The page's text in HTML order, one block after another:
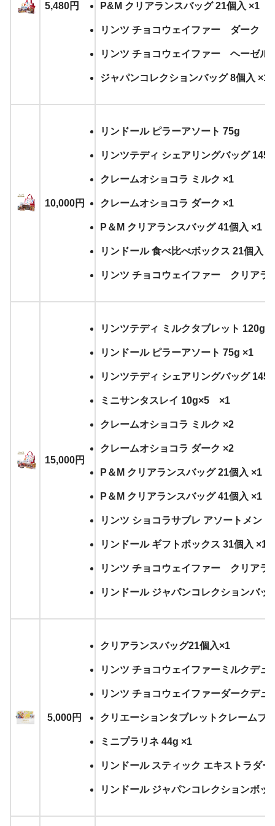
5,480円 P&M クリアランスバッグ 21個入 ×1
リンツ チョコウェイファー ダーク
リンツ チョコウェイファー ヘーゼ
ジャパンコレクションバッグ 8個入 ×1
10,000円
リンドール ピラーアソート 75g
リンツテディ シェアリングバッグ
クレームオショコラ ミルク ×1
クレームオショコラ ダーク ×1
P＆M クリアランスバッグ 41個入 ×1
リンドール 食べ比べボックス 21個入
リンツ チョコウェイファー クリアラ
15,000円
リンツテディ ミルクタブレット 120g
リンドール ピラーアソート 75g ×1
リンツテディ シェアリングバッグ
ミニサンタスレイ 10g×5 ×1
クレームオショコラ ミルク ×2
クレームオショコラ ダーク ×2
P＆M クリアランスバッグ 21個入 ×1
P＆M クリアランスバッグ 41個入 ×1
リンツ ショコラサブレ アソートメント
リンドール ギフトボックス 31個入 ×1
リンツ チョコウェイファー クリアラ
リンドール ジャパンコレクションバッ
5,000円
クリアランスバッグ21個入×1
リンツ チョコウェイファーミルクデュ
リンツ チョコウェイファーダークデュ
クリエーションタブレットクレームブ
ミニプラリネ 44g ×1
リンドール スティック エキストラダー
リンドール ジャパンコレクションボッ